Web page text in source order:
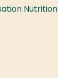
Nutrition